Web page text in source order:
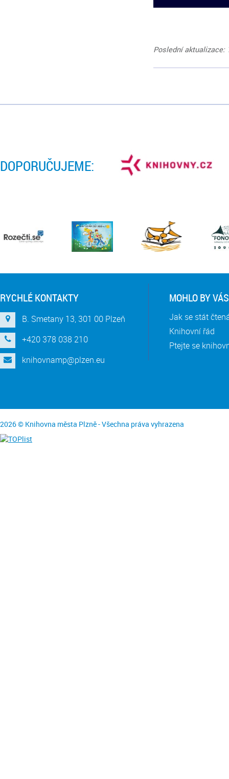
Poslední aktualizace:
DOPORUČUJEME:
RYCHLÉ KONTAKTY
B. Smetany 13, 301 00 Plzeň
+420 378 038 210
knihovnamp@plzen.eu
MOHLO BY
Jak se stát
Knihovní řád
Ptejte se
2026 © Knihovna města Plzně - Všechna práva vyhrazena